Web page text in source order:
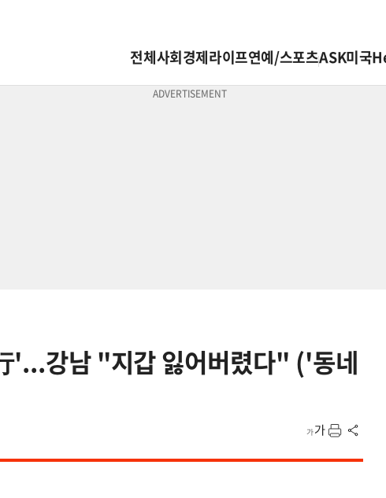
전체사회경제라이프연예/스포츠ASK미국
'...강남 "지갑 잃어버렸다" ('동네